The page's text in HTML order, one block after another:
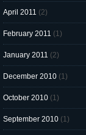
April 2011 (2)
February 2011 (1)
January 2011 (2)
December 2010 (1)
October 2010 (1)
September 2010 (1)